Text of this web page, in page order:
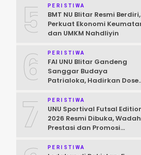
5 PERISTIWA
BMT NU Blitar Resmi Berdiri,
Perkuat Ekonomi
dan UMKM Nahdliyin
6 PERISTIWA
FAI UNU Blitar Gandeng
Sanggar Budaya
Patrialoka, Hadirkan
Mahasiswa
7 PERISTIWA
UNU Sportival Futsal
2026 Resmi Dibuka, Wadah
Prestasi dan Promosi
Raya
PERISTIWA